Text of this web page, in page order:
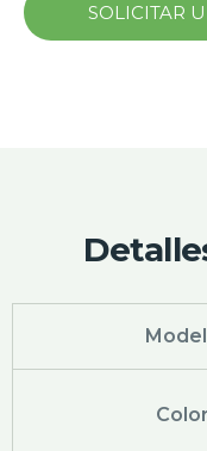
SOLICITAR
Color